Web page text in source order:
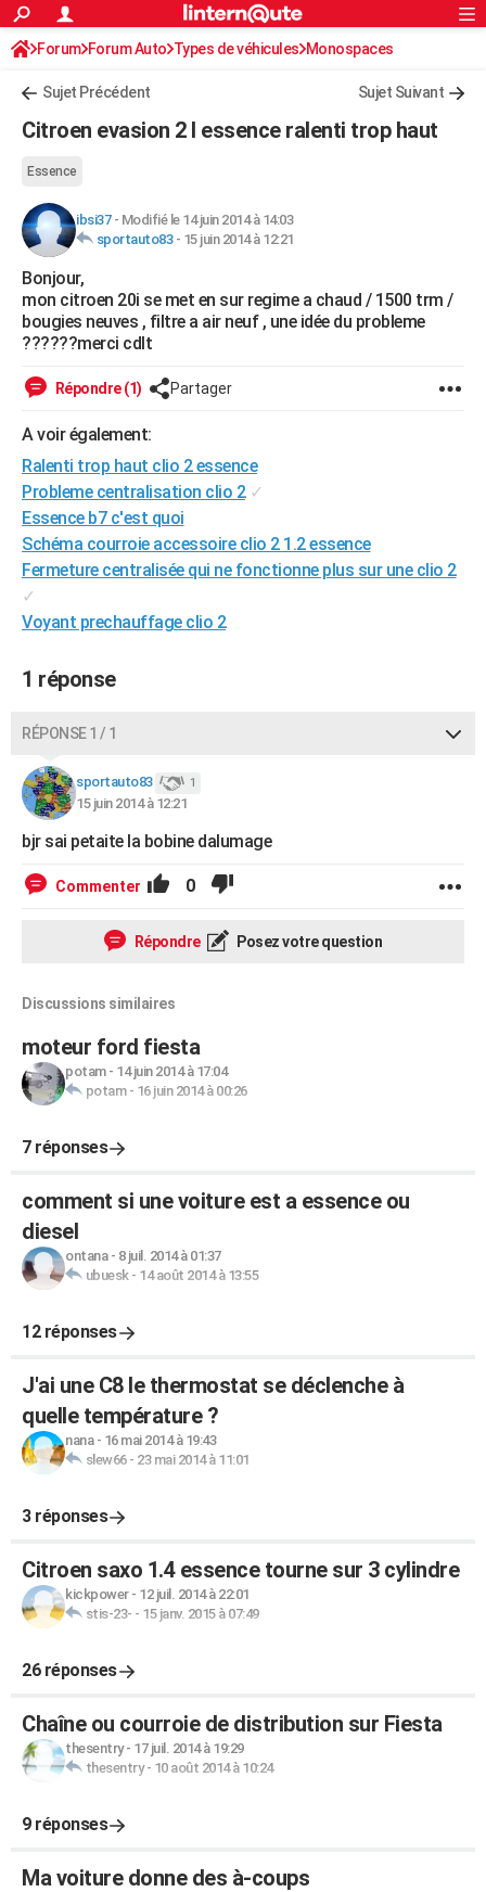
ACTUALITÉS
Politique
Société
Faits Divers
Education
Monde
Villes
+
AUTO
Essais
Réserver un essai
Citadines
Berlines
SUV
Forum auto
+HIGH-TECH
Mobiles
Meilleur smartphone
Internet
Ordinateurs
Jeux vidéo
Guide high-tech
+BRICOLAGE
Forum
Aménagement intérieur
Extérieur
Cuisine
Salle de bains
Jardinage
Rangement
WEEK-END
Guides de France
Escapades
Patrimoine
Expositions
Musées
Week-end nature
LIFESTYLE
SANTE
Alimentation
Guide de la santé
Maladies
Médicaments
Sommeil
VOYAGE
Destinations
City break
Voyage nature
Voyage de noces
Forum
Climat
+PHOTO
GUIDES D'ACHAT
BONS PLANS
Carte de Noël
Carte Bonne année
Carte Saint-Valentin
Carte Pâques
Carte d'anniversaire
DICTIONNAIRE
Dictionnaire
Biographies
Citations
Expressions
Proverbes
PROGRAMME TV
COPAINS D'AVANT
S'inscrire
Se connecter
Lycées
Collèges
Primaires
Universités
Entreprises
Service militaire
Avis de recherche
AVIS DE DÉCÈS
Rechercher
S'inscrire
Connexion
Forum Forum Auto Types de véhicules Monospaces
Sujet Précédent Sujet Suivant
Citroen evasion 2 l essence ralenti trop haut
Essence
ibsi37- Modifié le 14 juin 2014 à 14:03
sportauto83- 15 juin 2014 à 12:21
Bonjour,
mon citroen 20i se met en sur regime a chaud / 1500 trm /
bougies neuves , filtre a air neuf , une idée du probleme
??????merci cdlt
Répondre (1) Partager
A voir également:
Ralenti trop haut clio 2 essence
Probleme centralisation clio 2 ✓
Essence b7 c'est quoi
Schéma courroie accessoire clio 2 1.2 essence
Fermeture centralisée qui ne fonctionne plus sur une clio 2
✓
Voyant prechauffage clio 2
1 réponse
RÉPONSE 1 / 1
sportauto83 1
15 juin 2014 à 12:21
bjr sai petaite la bobine dalumage
Commenter 0
Répondre Posez votre question
Discussions similaires
moteur ford fiesta
potam- 14 juin 2014 à 17:04
potam- 16 juin 2014 à 00:26
7 réponses
comment si une voiture est a essence ou
diesel
ontana- 8 juil. 2014 à 01:37
ubuesk- 14 août 2014 à 13:55
12 réponses
J'ai une C8 le thermostat se déclenche à
quelle température ?
nana- 16 mai 2014 à 19:43
slew66- 23 mai 2014 à 11:01
3 réponses
Citroen saxo 1.4 essence tourne sur 3 cylindre
kickpower- 12 juil. 2014 à 22:01
stis-23- - 15 janv. 2015 à 07:49
26 réponses
Chaîne ou courroie de distribution sur Fiesta
thesentry- 17 juil. 2014 à 19:29
thesentry- 10 août 2014 à 10:24
9 réponses
Ma voiture donne des à-coups